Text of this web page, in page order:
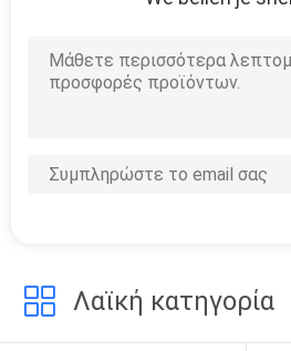
Λαϊκή κατηγορία